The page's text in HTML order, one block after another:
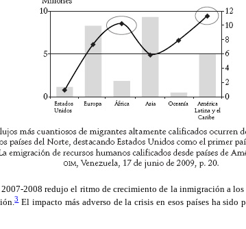
2008 redujo el ritmo de crecimiento de la inmigración a los
3El impacto más adverso de la crisis en esos países ha sido